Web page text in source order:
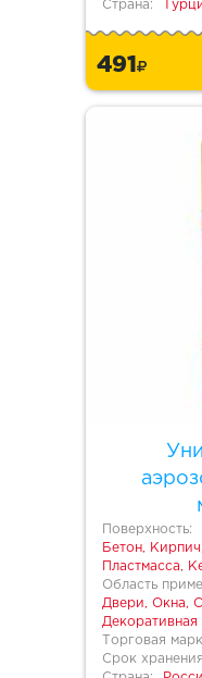
Страна:
491
Поверхность:
Бетон,
Пластмасса,
Область
Двери, Окна,
Торговая
Срок